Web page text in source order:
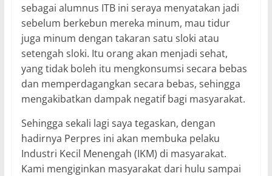
sebagai alumnus ITB ini seraya menyatakan jadi
sebelum berkebun mereka minum, mau tidur
juga minum dengan takaran satu sloki atau
setengah sloki. Itu orang akan menjadi sehat,
yang tidak boleh itu mengkonsumsi secara bebas
dan memperdagangkan secara bebas, sehingga
mengakibatkan dampak negatif bagi masyarakat.
Sehingga sekali lagi saya tegaskan, dengan
hadirnya Perpres ini akan membuka pelaku
Industri Kecil Menengah (IKM) di masyarakat.
Kami mengiginkan masyarakat dari hulu sampai